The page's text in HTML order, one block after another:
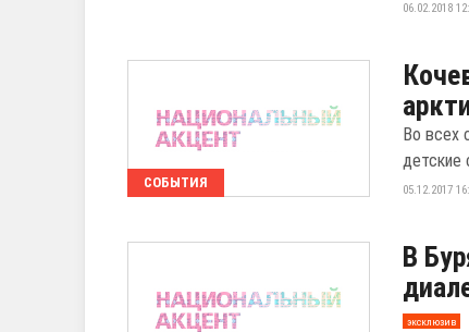
06.02.2018
СОБЫТИЯ
Во всех
детские
05.12.2017
В
эксклюзив